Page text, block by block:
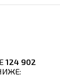
124 902